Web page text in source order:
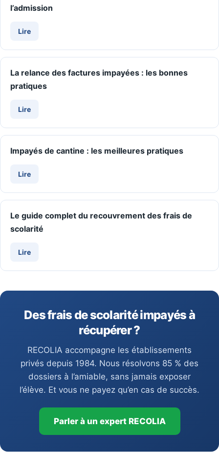
l’admission
Lire
La relance des factures impayées : les bonnes
pratiques
Lire
Impayés de cantine : les meilleures pratiques
Lire
Le guide complet du recouvrement des frais de
scolarité
Lire
Des frais de scolarité impayés à
récupérer ?
RECOLIA accompagne les établissements
privés depuis 1984. Nous résolvons 85 % des
dossiers à l’amiable, sans jamais exposer
l’élève. Et vous ne payez qu’en cas de succès.
Parler à un expert RECOLIA